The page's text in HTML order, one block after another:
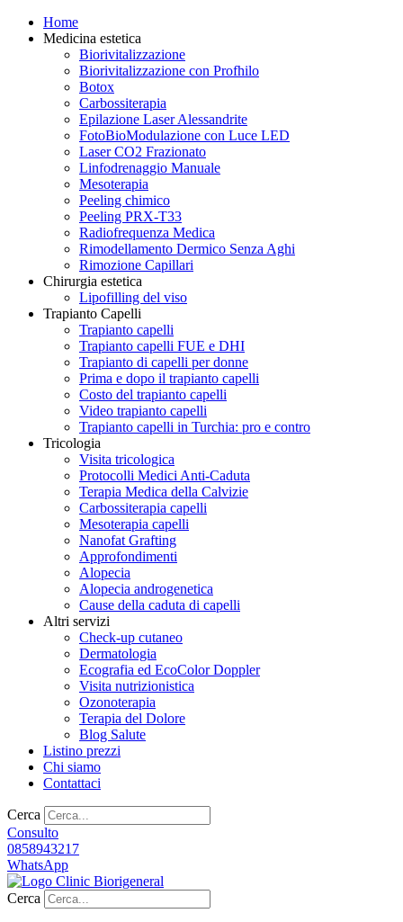
Home
Medicina estetica
Biorivitalizzazione
Biorivitalizzazione con Profhilo
Botox
Carbossiterapia
Epilazione Laser Alessandrite
FotoBioModulazione con Luce LED
Laser CO2 Frazionato
Linfodrenaggio Manuale
Mesoterapia
Peeling chimico
Peeling PRX-T33
Radiofrequenza Medica
Rimodellamento Dermico Senza Aghi
Rimozione Capillari
Chirurgia estetica
Lipofilling del viso
Trapianto Capelli
Trapianto capelli
Trapianto capelli FUE e DHI
Trapianto di capelli per donne
Prima e dopo il trapianto capelli
Costo del trapianto capelli
Video trapianto capelli
Trapianto capelli in Turchia: pro e contro
Tricologia
Visita tricologica
Protocolli Medici Anti-Caduta
Terapia Medica della Calvizie
Carbossiterapia capelli
Mesoterapia capelli
Nanofat Grafting
Approfondimenti
Alopecia
Alopecia androgenetica
Cause della caduta di capelli
Altri servizi
Check-up cutaneo
Dermatologia
Ecografia ed EcoColor Doppler
Visita nutrizionistica
Ozonoterapia
Terapia del Dolore
Blog Salute
Listino prezzi
Chi siamo
Contattaci
Cerca
Consulto
0858943217
WhatsApp
Cerca